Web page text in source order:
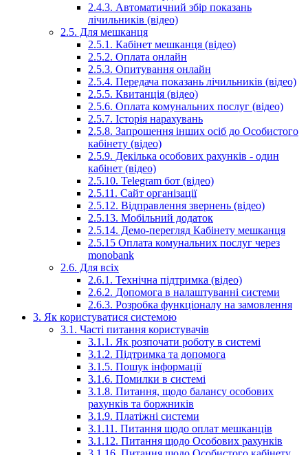
2.4.3. Автоматичний збір показань
лічильників (відео)
2.5. Для мешканця
2.5.1. Кабінет мешканця (відео)
2.5.2. Оплата онлайн
2.5.3. Опитування онлайн
2.5.4. Передача показань лічильників (відео)
2.5.5. Квитанція (відео)
2.5.6. Оплата комунальних послуг (відео)
2.5.7. Історія нарахувань
2.5.8. Запрошення інших осіб до Особистого
кабінету (відео)
2.5.9. Декілька особових рахунків - один
кабінет (відео)
2.5.10. Telegram бот (відео)
2.5.11. Сайт організації
2.5.12. Відправлення звернень (відео)
2.5.13. Мобільний додаток
2.5.14. Демо-перегляд Кабінету мешканця
2.5.15 Оплата комунальних послуг через
monobank
2.6. Для всіх
2.6.1. Технічна підтримка (відео)
2.6.2. Допомога в налаштуванні системи
2.6.3. Розробка функціоналу на замовлення
3. Як користуватися системою
3.1. Часті питання користувачів
3.1.1. Як розпочати роботу в системі
3.1.2. Підтримка та допомога
3.1.5. Пошук інформації
3.1.6. Помилки в системі
3.1.8. Питання, щодо балансу особових
рахунків та боржників
3.1.9. Платіжні системи
3.1.11. Питання щодо оплат мешканців
3.1.12. Питання щодо Особових рахунків